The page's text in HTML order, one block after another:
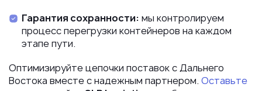
Гарантия сохранности: мы контролируем
процесс перегрузки контейнеров на каждом
этапе пути.
Оптимизируйте цепочки поставок с Дальнего
Востока вместе с надежным партнером. Оставьте